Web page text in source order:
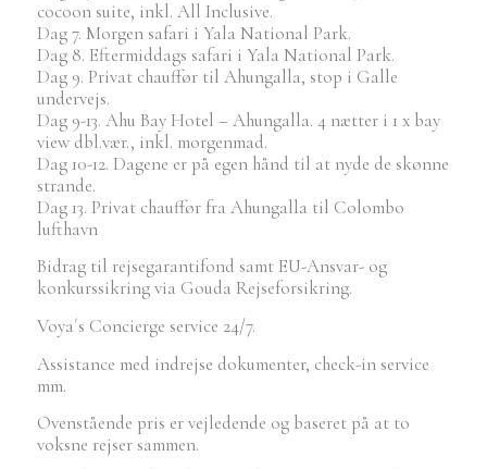
cocoon suite, inkl. All Inclusive.
Dag 7. Morgen safari i Yala National Park.
Dag 8. Eftermiddags safari i Yala National Park.
Dag 9. Privat chauffør til Ahungalla, stop i Galle
undervejs.
Dag 9-13. Ahu Bay Hotel – Ahungalla. 4 nætter i 1 x bay
view dbl.vær., inkl. morgenmad.
Dag 10-12. Dagene er på egen hånd til at nyde de skønne
strande.
Dag 13. Privat chauffør fra Ahungalla til Colombo
lufthavn
Bidrag til rejsegarantifond samt EU-Ansvar- og
konkurssikring via Gouda Rejseforsikring.
Voya´s Concierge service 24/7.
Assistance med indrejse dokumenter, check-in service
mm.
Ovenstående pris er vejledende og baseret på at to
voksne rejser sammen.